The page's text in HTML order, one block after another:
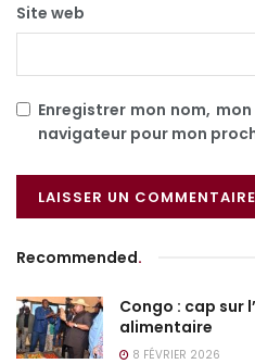
Site web
Enregistrer mon nom,
navigateur pour mon
Recommended.
Congo : cap sur
alimentaire
8 FÉVRIER 2026